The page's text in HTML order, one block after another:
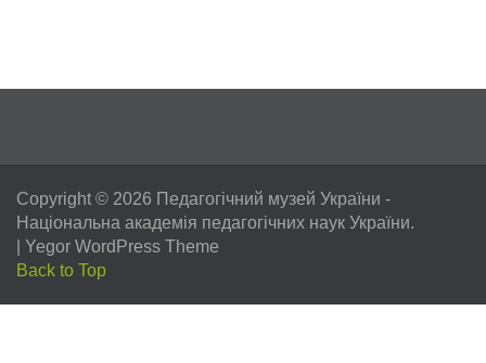
Copyright © 2026 Педагогічний музей України -
Національна академія педагогічних наук України.
Yegor WordPress Theme
Back to Top